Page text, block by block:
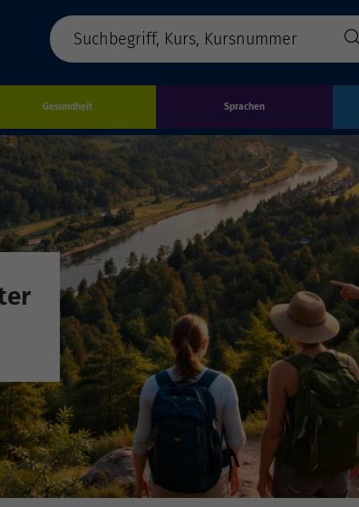
Gesundheit Sprachen